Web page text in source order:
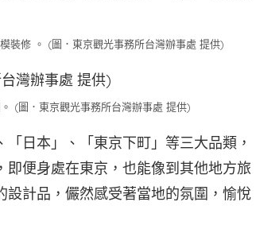
裝修 。 (圖．東京觀光事務所台灣辦事處 提供)
(圖．東京觀光事務所台灣辦事處 提供)
日本」、「東京下町」等三大品類，
便身處在東京，也能像到其他地方旅
計品，儼然感受著當地的氛圍，愉悅